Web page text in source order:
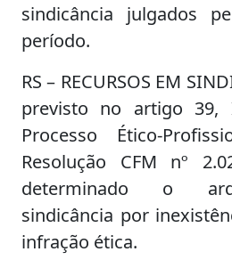
sindicância julgados
período.
RS – RECURSOS EM
previsto no artigo
Processo Ético-
Resolução CFM nº
determinado o
sindicância por
infração ética.